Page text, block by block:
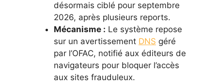
désormais ciblé pour septembre
2026, après plusieurs reports.
Mécanisme : Le système repose
sur un avertissement DNS géré
par l’OFAC, notifié aux éditeurs de
navigateurs pour bloquer l’accès
aux sites frauduleux.